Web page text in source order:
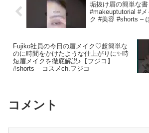
垢抜け眉の簡単な
#makeuptutorial #
ク #美容 #shorts –
Fujiko社員の今日の眉メイク♡超簡単な
のに時間をかけたような仕上がりに✨時
短眉メイクを徹底解説♪【フジコ】
#shorts – コスメch.フジコ
コメント